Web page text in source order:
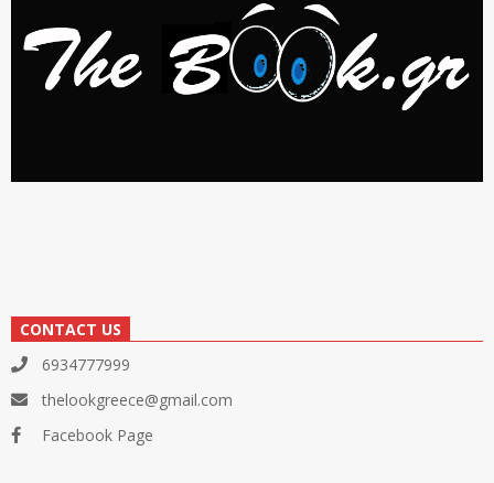
CONTACT US
6934777999
thelookgreece@gmail.com
Facebook Page